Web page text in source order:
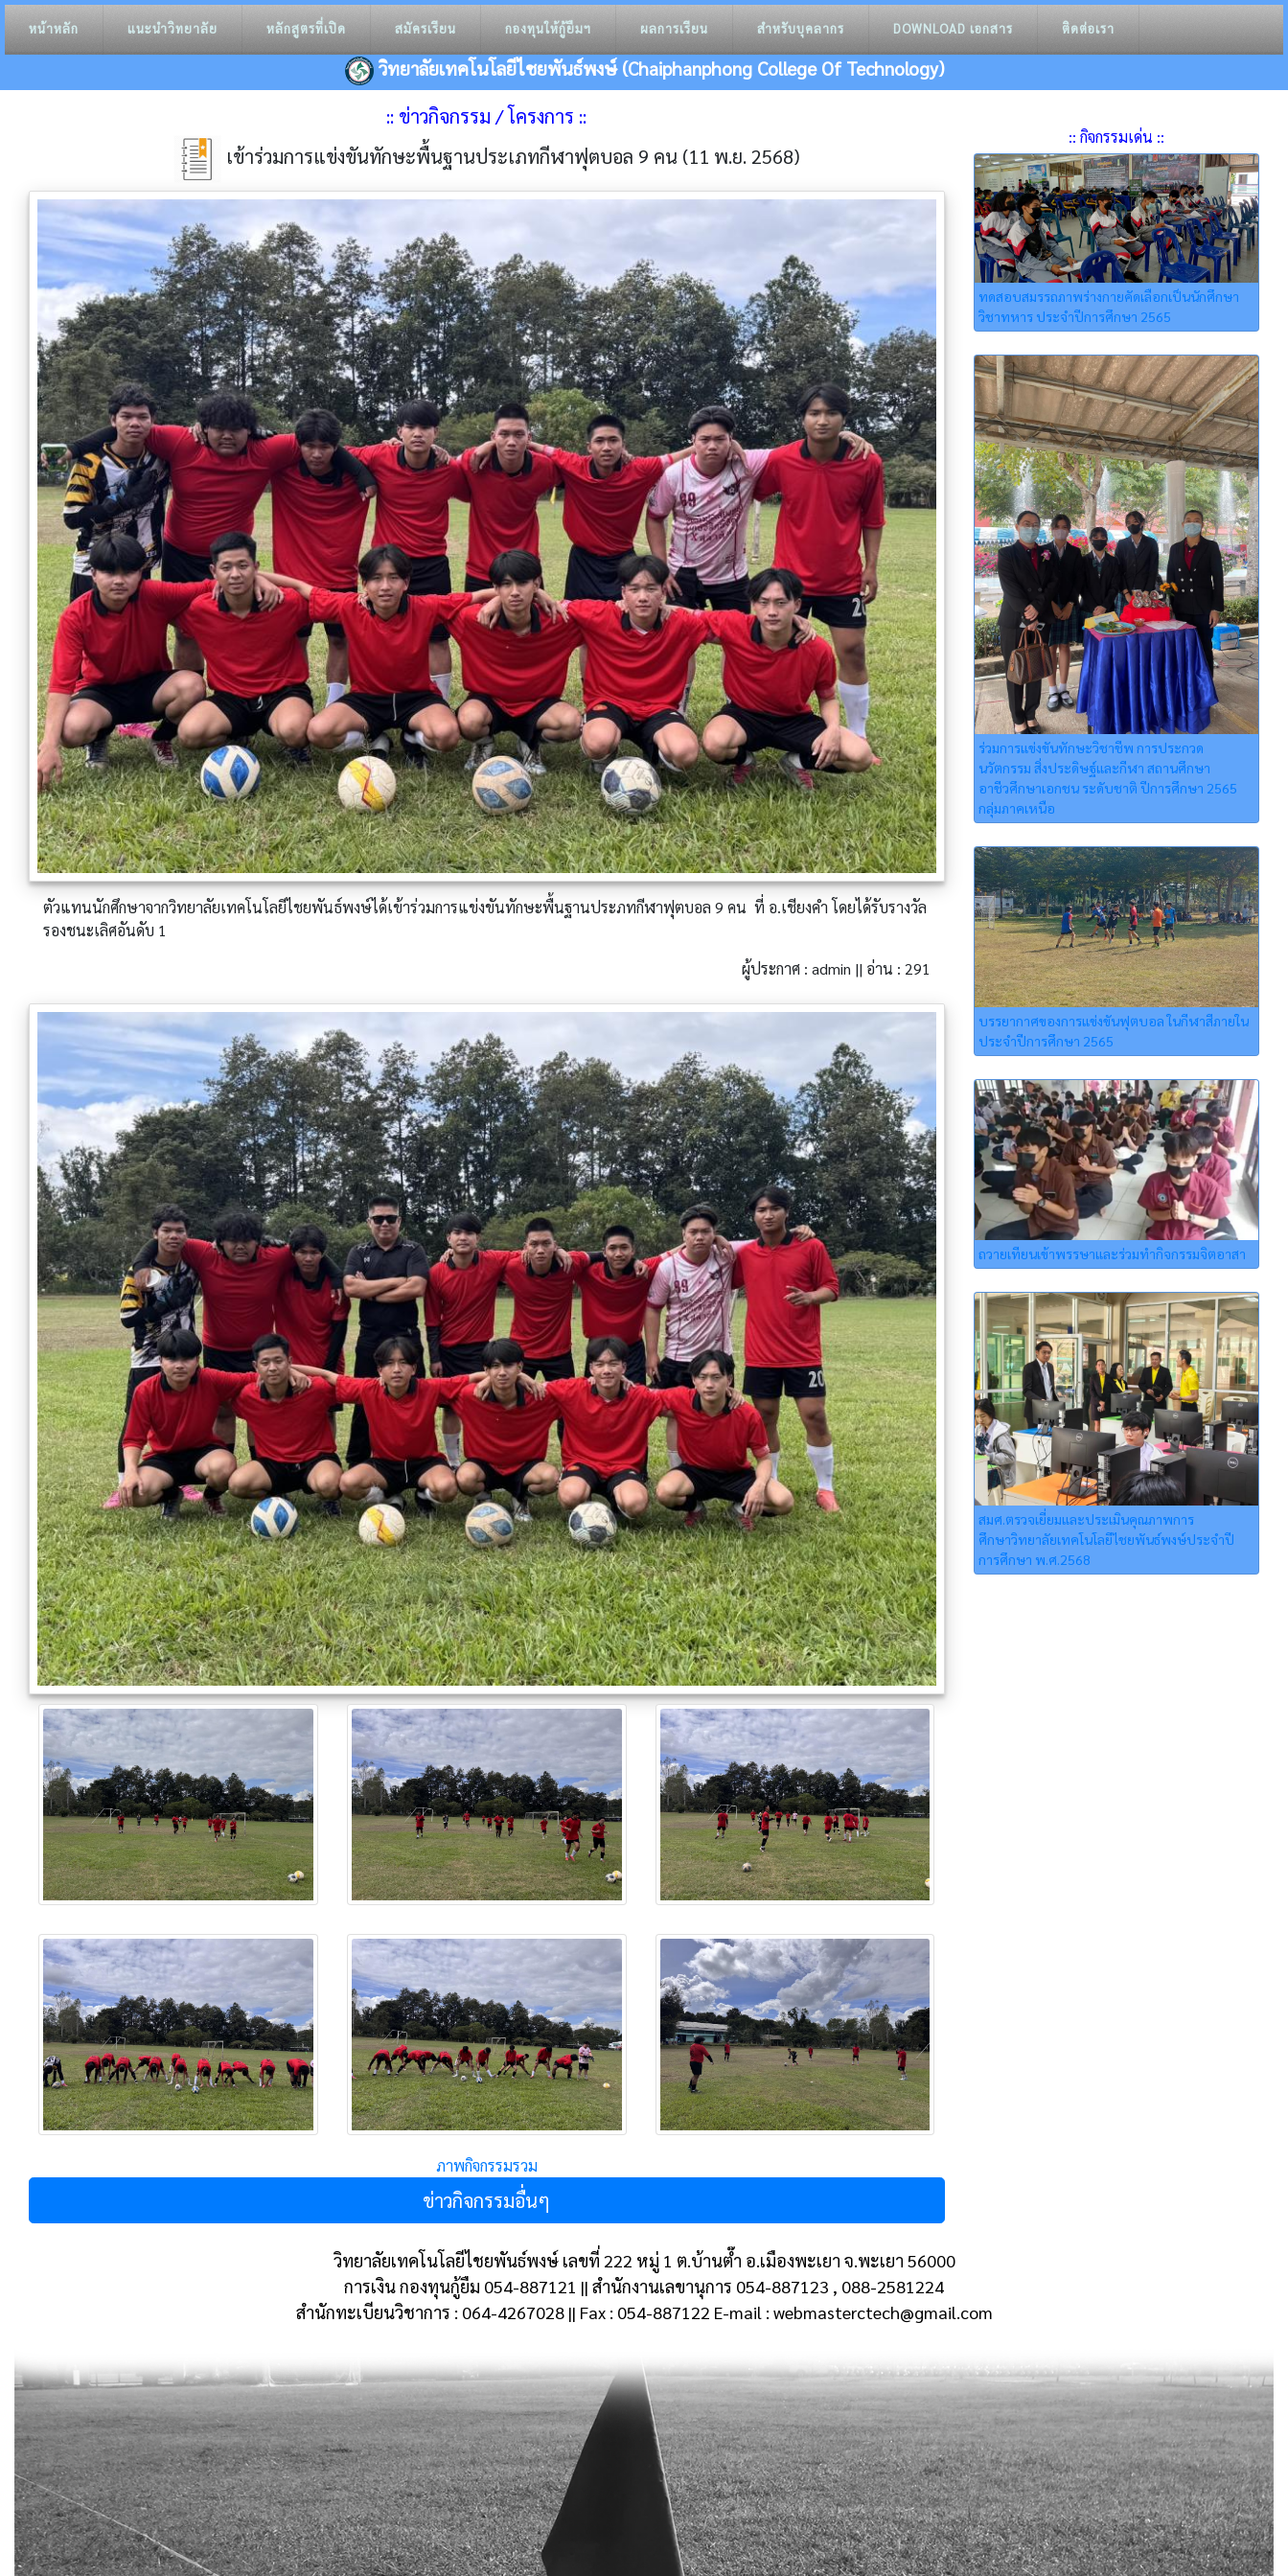
หน้าหลัก แนะนำวิทยาลัย หลักสูตรที่เปิด สมัครเรียน กองทุนให้กู้ยืมฯ ผลการเรียน สำหรับบุคลากร DOWNLOAD เอกสาร ติดต่อเรา
วิทยาลัยเทคโนโลยีไชยพันธ์พงษ์ (Chaiphanphong College Of Technology)
:: ข่าวกิจกรรม / โครงการ ::
เข้าร่วมการแข่งขันทักษะพื้นฐานประเภทกีฬาฟุตบอล 9 คน (11 พ.ย. 2568)
ตัวแทนนักศึกษาจากวิทยาลัยเทคโนโลยีไชยพันธ์พงษ์ได้เข้าร่วมการแข่งขันทักษะพื้นฐานประภทกีฬาฟุตบอล 9 คน ที่ อ.เชียงคำ โดยได้รับรางวัล
รองชนะเลิศอันดับ 1
ผู้ประกาศ : admin || อ่าน : 291
ภาพกิจกรรมรวม
ข่าวกิจกรรมอื่นๆ
:: กิจกรรมเด่น ::
ทดสอบสมรรถภาพร่างกายคัดเลือกเป็นนักศึกษา
วิชาทหาร ประจำปีการศึกษา 2565
ร่วมการแข่งขันทักษะวิชาชีพ การประกวด
นวัตกรรม สิ่งประดิษฐ์และกีฬา สถานศึกษา
อาชีวศึกษาเอกชน ระดับชาติ ปีการศึกษา 2565
กลุ่มภาคเหนือ
บรรยากาศของการแข่งขันฟุตบอล ในกีฬาสีภายใน
ประจำปีการศึกษา 2565
ถวายเทียนเข้าพรรษาและร่วมทำกิจกรรมจิตอาสา
สมศ.ตรวจเยี่ยมและประเมินคุณภาพการ
ศึกษาวิทยาลัยเทคโนโลยีไชยพันธ์พงษ์ประจำปี
การศึกษา พ.ศ.2568
วิทยาลัยเทคโนโลยีไชยพันธ์พงษ์ เลขที่ 222 หมู่ 1 ต.บ้านต๊ำ อ.เมืองพะเยา จ.พะเยา 56000
การเงิน กองทุนกู้ยืม 054-887121 || สำนักงานเลขานุการ 054-887123 , 088-2581224
สำนักทะเบียนวิชาการ : 064-4267028 || Fax : 054-887122 E-mail : webmasterctech@gmail.com